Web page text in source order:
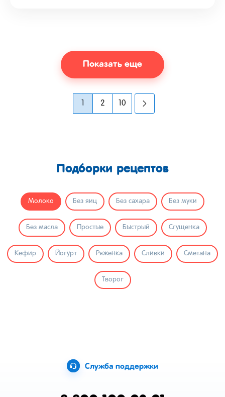
Показать еще
1 2 10
Подборки рецептов
Молоко Без яиц Без сахара Без муки
Без масла Простые Быстрый Сгущенка
Кефир Йогурт Ряженка Сливки Сметана
Творог
Служба поддержки